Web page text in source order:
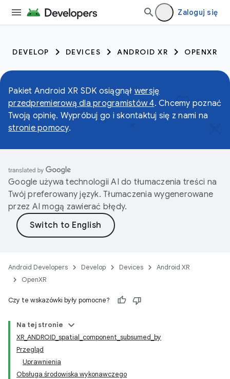
Zaloguj się
DEVELOP DEVICES ANDROID XR OPENXR
Pakiet Android XR SDK osiągnął wersję
przedpremierową dla programistów 4. Chcemy poznać
Twoją opinię. Wypróbuj go i skontaktuj się z nami na
stronie pomocy.
Google używa technologii AI do tłumaczenia treści na
Twój preferowany język. Tłumaczenia wygenerowane
przez AI mogą zawierać błędy.
Android Developers Develop Devices
Android XR
OpenXR
Czy te wskazówki były pomocne?
Na tej stronie
XR_ANDROID_spatial_component_subsumed_by
Przegląd
Uprawnienia
Obsługa środowiska wykonawczego